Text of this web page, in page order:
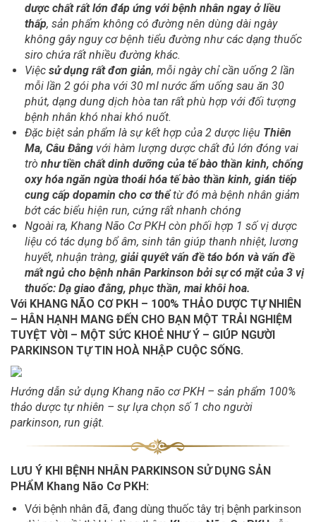
dược chất rất lớn đáp ứng với bệnh nhân ngay ở liều
thấp, sản phẩm không có đường nên dùng dài ngày
không gây nguy cơ bệnh tiểu đường như các dạng thuốc
siro chứa rất nhiều đường khác.
Việc sử dụng rất đơn giản, mỗi ngày chỉ cần uống 2 lần
mỗi lần 2 gói pha với 30 ml nước ấm uống sau ăn 30
phút, dạng dung dịch hòa tan rất phù hợp với đối tượng
bệnh nhân khó nhai khó nuốt.
Đặc biệt sản phẩm là sự kết hợp của 2 dược liệu Thiên
Ma, Câu Đằng với hàm lượng dược chất đủ lớn đóng vai
trò như tiền chất dinh dưỡng của tế bào thần kinh, chống
oxy hóa ngăn ngừa thoái hóa tế bào thần kinh, gián tiếp
cung cấp dopamin cho cơ thểtừ đó mà bệnh nhân giảm
bớt các biểu hiện run, cứng rất nhanh chóng
Ngoài ra, Khang Não Cơ PKH còn phối hợp 1 số vị dược
liệu có tác dụng bổ âm, sinh tân giúp thanh nhiệt, lương
huyết, nhuận tràng, giải quyết vấn đề táo bón và vấn đề
mất ngủ cho bệnh nhân Parkinson bởi sự có mặt của 3 vị
thuốc: Dạ giao đằng, phục thần, mai khôi hoa.
Với KHANG NÃO CƠ PKH – 100% THẢO DƯỢC TỰ NHIÊN
– HÂN HẠNH MANG ĐẾN CHO BẠN MỘT TRẢI NGHIỆM
TUYỆT VỜI – MỘT SỨC KHOẺ NHƯ Ý – GIÚP NGƯỜI
PARKINSON TỰ TIN HOÀ NHẬP CUỘC SỐNG.
Hướng dẫn sử dụng Khang não cơ PKH – sản phẩm 100%
thảo dược tự nhiên – sự lựa chọn số 1 cho người
parkinson, run giật.
LƯU Ý KHI BỆNH NHÂN PARKINSON SỬ DỤNG SẢN
PHẨM Khang Não Cơ PKH:
Với bệnh nhân đã, đang dùng thuốc tây trị bệnh parkinson